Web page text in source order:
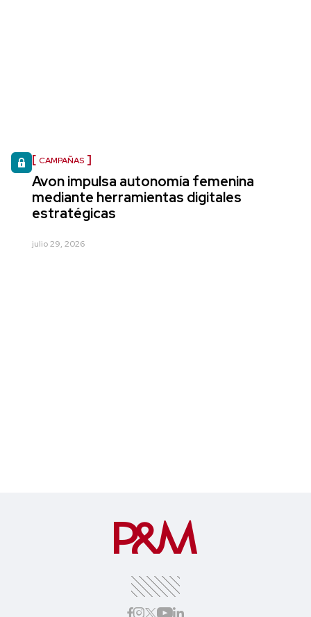
CAMPAÑAS
Avon impulsa autonomía femenina
mediante herramientas digitales
estratégicas
julio 29, 2026